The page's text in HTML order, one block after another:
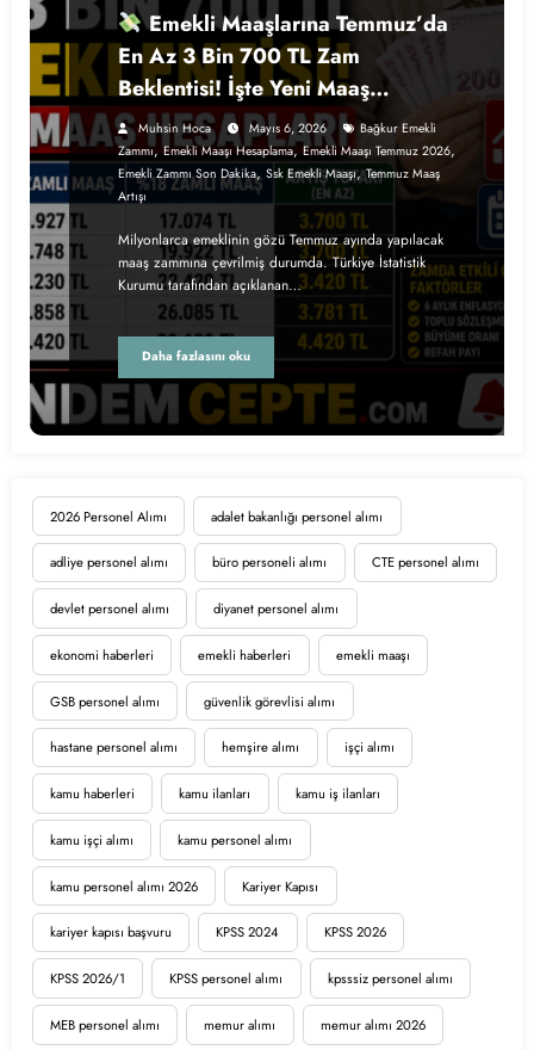
2026 Personel Alımı adalet bakanlığı personel alımı
adliye personel alımı büro personeli alımı CTE personel alımı
devlet personel alımı diyanet personel alımı
ekonomi haberleri emekli haberleri emekli maaşı
GSB personel alımı güvenlik görevlisi alımı
hastane personel alımı hemşire alımı işçi alımı
kamu haberleri kamu ilanları kamu iş ilanları
kamu işçi alımı kamu personel alımı
kamu personel alımı 2026 Kariyer Kapısı
kariyer kapısı başvuru KPSS 2024 KPSS 2026
KPSS 2026/1 KPSS personel alımı kpsssiz personel alımı
MEB personel alımı memur alımı memur alımı 2026
Emekli Maaşlarına Temmuz’da
En Az 3 Bin 700 TL Zam
Beklentisi! İşte Yeni Maaş
Hesapları
Muhsin Hoca Mayıs 6, 2026
Bağkur Emekli
Zammı,Emekli Maaşı Hesaplama,Emekli Maaşı Temmuz 2026,
Emekli Zammı Son Dakika, Ssk Emekli Maaşı,Temmuz Maaş
Artışı
Milyonlarca emeklinin gözü Temmuz ayında yapılacak
maaş zammına çevrilmiş durumda. Türkiye İstatistik
Kurumu tarafından açıklanan…
Daha fazlasını oku